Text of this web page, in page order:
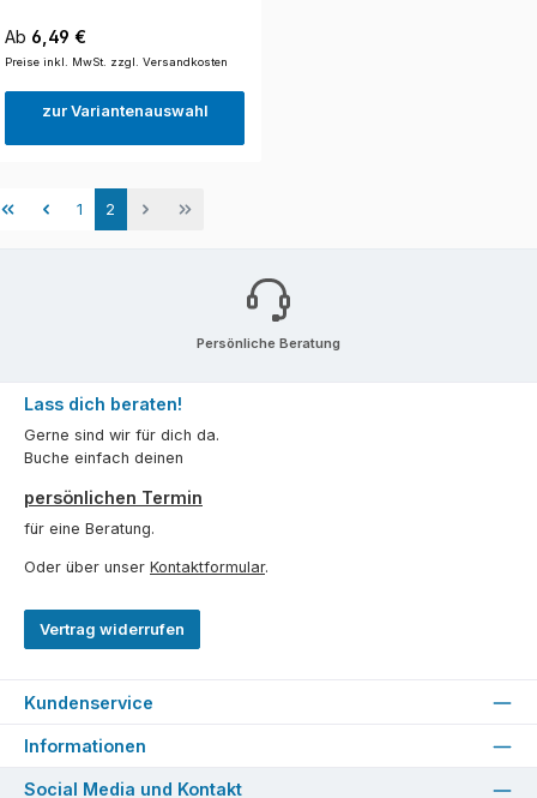
Regulärer Preis:
Ab 6,49 €
Preise inkl. MwSt. zzgl. Versandkosten
zur Variantenauswahl
Seite
1 Seite
2
Persönliche Beratung
Lass dich beraten!
Gerne sind wir für dich da.
Buche einfach deinen
persönlichen Termin
für eine Beratung.
Oder über unser Kontaktformular.
Vertrag widerrufen
Kundenservice
Informationen
Social Media und Kontakt